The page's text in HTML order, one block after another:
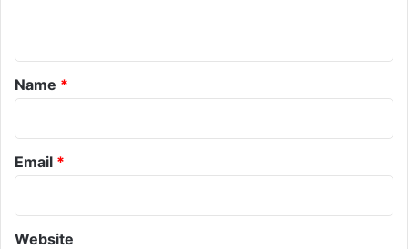
*
Name *
Email *
Website